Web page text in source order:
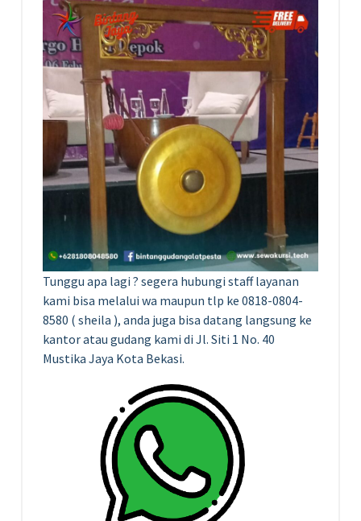
Tunggu apa lagi ? segera hubungi staff layanan
kami bisa melalui wa maupun tlp ke 0818-0804-
8580 ( sheila ), anda juga bisa datang langsung ke
kantor atau gudang kami di Jl. Siti 1 No. 40
Mustika Jaya Kota Bekasi.